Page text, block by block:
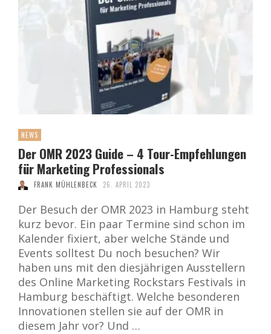
NEWS
Der OMR 2023 Guide – 4 Tour-Empfehlungen
für Marketing Professionals
FRANK MÜHLENBECK 26. APRIL 2023
Der Besuch der OMR 2023 in Hamburg steht
kurz bevor. Ein paar Termine sind schon im
Kalender fixiert, aber welche Stände und
Events solltest Du noch besuchen? Wir
haben uns mit den diesjährigen Ausstellern
des Online Marketing Rockstars Festivals in
Hamburg beschäftigt. Welche besonderen
Innovationen stellen sie auf der OMR in
diesem Jahr vor? Und …